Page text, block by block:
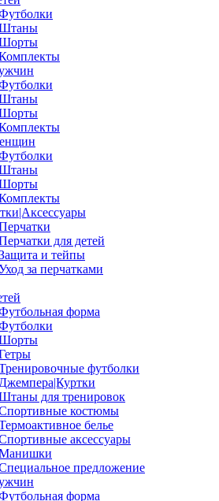
для детей
и тейпы
за перчатками
форма
футболки
Джемпера|Куртки
для тренировок
костюмы
белье
аксессуары
предложение
форма